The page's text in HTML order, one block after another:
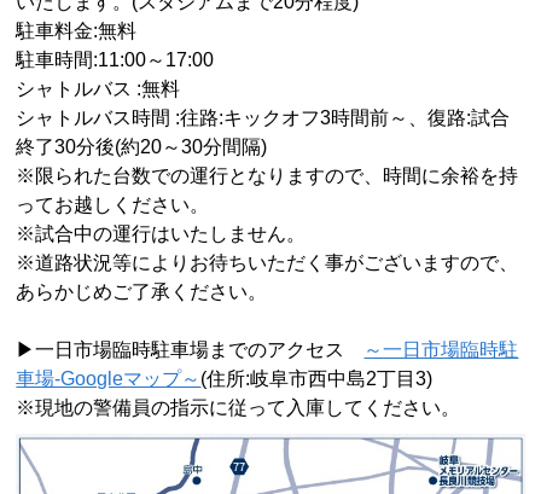
駐車料金:無料
駐車時間:11:00～ 17:00
シャトルバス :無料
シャトルバス時間 :往路:キックオフ3時間前～、復路:試合
終了30分後(約20～30分間隔)
※限られた台数での運行となりますので、時間に余裕を持
ってお越しください。
※試合中の運行はいたしません。
※道路状況等によりお待ちいただく事がございますので、
あらかじめご了承ください。
▶一日市場臨時駐車場までのアクセス
～一日市場臨時駐
車場-Googleマップ～ (住所:岐阜市西中島2丁目3)
※現地の警備員の指示に従って入庫してください。